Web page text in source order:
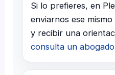
Si lo prefieres, en
enviarnos ese
y recibir una
consulta un